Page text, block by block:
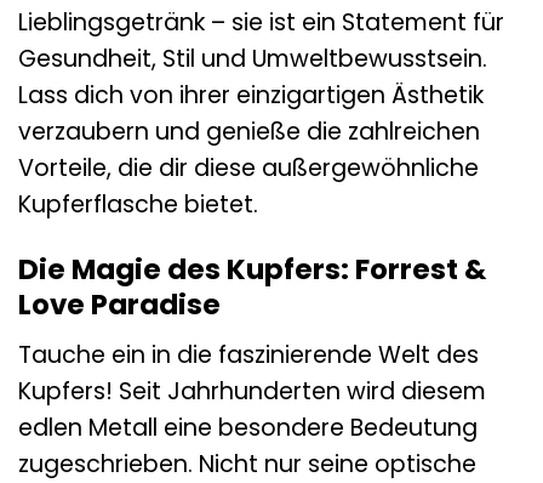
Lieblingsgetränk – sie ist ein Statement für
Gesundheit, Stil und Umweltbewusstsein.
Lass dich von ihrer einzigartigen Ästhetik
verzaubern und genieße die zahlreichen
Vorteile, die dir diese außergewöhnliche
Kupferflasche bietet.
Die Magie des Kupfers: Forrest &
Love Paradise
Tauche ein in die faszinierende Welt des
Kupfers! Seit Jahrhunderten wird diesem
edlen Metall eine besondere Bedeutung
zugeschrieben. Nicht nur seine optische